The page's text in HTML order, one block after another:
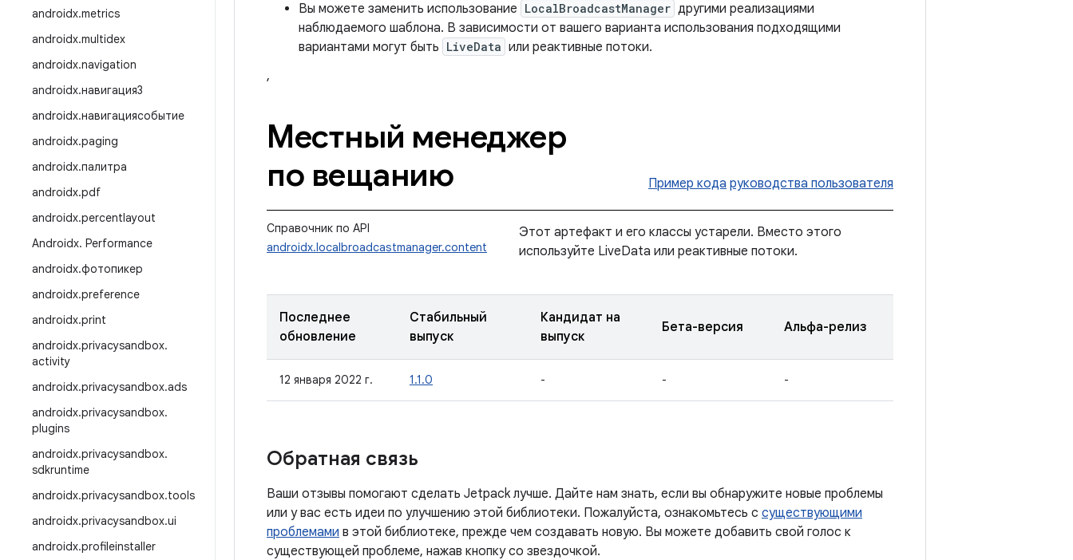
androidx.metrics
androidx.multidex
androidx.navigation
androidx.навигация3
androidx.навигациясобытие
androidx.paging
androidx.палитра
androidx.pdf
androidx.percentlayout
Androidx. Performance
androidx.фотопикер
androidx.preference
androidx.print
androidx.privacysandbox.
activity
androidx.privacysandbox.ads
androidx.privacysandbox.
plugins
androidx.privacysandbox.
sdkruntime
androidx.privacysandbox.tools
androidx.privacysandbox.ui
androidx.profileinstaller
Вы можете заменить использование LocalBroadcastManager другими реализациями
наблюдаемого шаблона. В зависимости от вашего варианта использования подходящими
вариантами могут быть LiveData или реактивные потоки.
,
Местный менеджер
по вещанию
Пример кода руководства пользователя
Справочник по API
androidx.localbroadcastmanager.content
Этот артефакт и его классы устарели. Вместо этого
используйте LiveData или реактивные потоки.
Последнее
обновление
Стабильный
выпуск
Кандидат на
выпуск
Бета-версия Альфа-релиз
12 января 2022 г. 1.1.0 - - -
Обратная связь
Ваши отзывы помогают сделать Jetpack лучше. Дайте нам знать, если вы обнаружите новые проблемы
или у вас есть идеи по улучшению этой библиотеки. Пожалуйста, ознакомьтесь с существующими
проблемами в этой библиотеке, прежде чем создавать новую. Вы можете добавить свой голос к
существующей проблеме, нажав кнопку со звездочкой.